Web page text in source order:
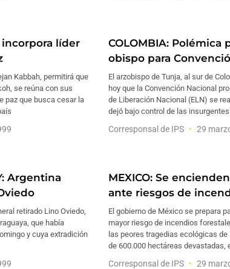
incorpora líder
Kabbah, permitirá que
se reúna con sus
paz que busca cesar la
COLOMBIA: Polémica
obispo para
El arzobispo de Tunja, al sur de
hoy que la Convención Nacional
de Liberación Nacional (ELN) se
dejó bajo control de las
Corresponsal de IPS 29
Argentina
retirado Lino Oviedo,
que había
y cuya extradición
MEXICO: Se
ante riesgos de
El gobierno de México se prepara
mayor riesgo de incendios
las peores tragedias ecológicas
de 600.000 hectáreas devastadas,
Corresponsal de IPS 29